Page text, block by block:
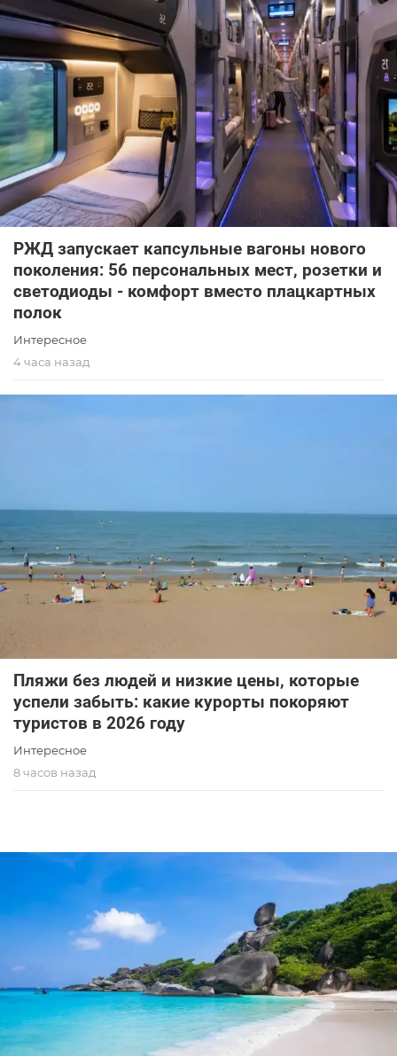
РЖД запускает капсульные вагоны нового
поколения: 56 персональных мест, розетки и
светодиоды - комфорт вместо плацкартных
полок
Интересное
4 часа назад
Пляжи без людей и низкие цены, которые
успели забыть: какие курорты покоряют
туристов в 2026 году
Интересное
8 часов назад